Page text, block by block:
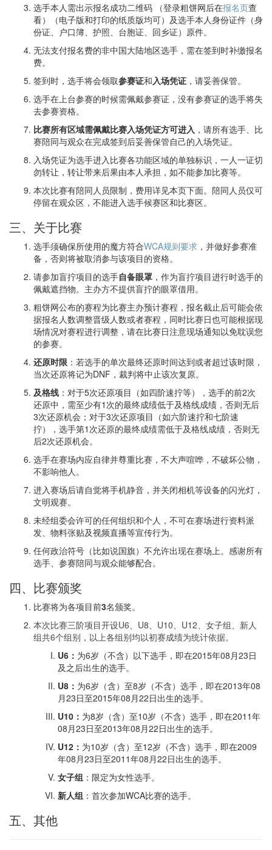
选手本人需出示报名成功二维码 （登录粗饼网后在报名页查
看）（电子版和打印的纸质版均可）及选手本人身份证件（身
份证、户口簿、护照、台胞证、回乡证）原件。
无法支付报名费的非中国大陆地区选手，需在签到时补缴报名
费。
签到时，选手将会领取参赛证和 入场凭证 ，请妥善保管。
选手在上台参赛的时候需佩戴参赛证，没有参赛证的选手将失
去参赛资格。
比赛所有区域需佩戴比赛入场凭证方可进入 ，请所有选手、比
赛陪同与观众在完成签到后妥善保管自己的入场凭证。
入场凭证为选手进入比赛各功能区域的单独标识，一人一证切
勿转让，转让带来后果由本人承担，如不能参加比赛等。
本次比赛有陪同人员限制，费用详见本页下面。陪同人员仅可
停留在观众区，不能进入选手候赛区和比赛区。
三、关于比赛
选手须确保所使用的魔方符合WCA规则要求 ，并做好参赛准
备，否则将被取消参与该项目的资格。
请参加盲拧项目的选手自备眼罩 ，作为盲拧项目进行时选手的
佩戴遮挡物。主办方不提供盲拧的眼罩借用。
粗饼网公布的赛程为比赛主办预计赛程，报名截止后可能会依
据报名人数调整晋级人数或者赛程，同时比赛日也可能根据现
场情况对赛程进行调整，请在比赛日注意现场通知以免耽误您
的参赛。
还原时限 ：若选手的单次最终还原时间达到或者超过该时限，
当次还原将记为DNF，裁判将中止该次复原。
及格线 ：对于5次还原项目（如四阶速拧等），选手的前2次
还原中，需至少有1次的最终成绩低于及格线成绩，否则无后
3次还原机会；对于3次还原项目（如六阶速拧和七阶速
拧），选手第1次还原的最终成绩需低于及格线成绩，否则无
后2次还原机会。
选手在赛场内应自律并尊重比赛，不大声喧哗，不破坏公物，
不影响他人。
进入赛场后请自觉将手机静音，并关闭相机等设备的闪光灯，
文明观赛。
未经组委会许可的任何组织和个人，不可在赛场进行资料派
发、物料张贴及视频直播等宣传行为。
任何政治符号（比如说国旗）不允许出现在赛场上。感谢所有
选手、参赛陪同与观众能够配合。
四、比赛颁奖
比赛将为各项目前3名颁奖。
本次比赛三阶项目开设U6、U8、U10、U12、女子组、新人
组共6个组别，以上各组别均以初赛成绩为统计依据。
U6： 为6岁（不含）以下选手，即在2015年08月23日
及之后出生的选手。
U8： 为6岁（含）至8岁（不含）选手，即在2013年08
月23日至2015年08月22日出生的选手。
U10： 为8岁（含）至10岁（不含）选手，即在2011年
08月23日至2013年08月22日出生的选手。
U12： 为10岁（含）至12岁（不含）选手，即在2009
年08月23日至2011年08月22日出生的选手。
女子组 ：限定为女性选手。
新人组 ：首次参加WCA比赛的选手。
五、其他